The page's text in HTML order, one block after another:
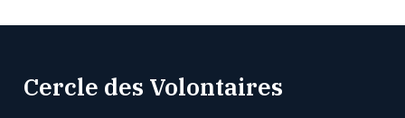
Cercle des Volontaires